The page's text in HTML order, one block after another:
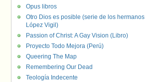
Opus libros
Otro Dios es posible (serie de los hermanos
López Vigil)
Passion of Christ: A Gay Vision (Libro)
Proyecto Todo Mejora (Perú)
Queering The Map
Remembering Our Dead
Teología Indecente